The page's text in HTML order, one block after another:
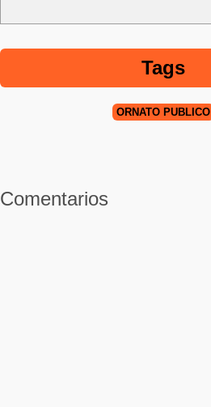
Tags
ORNATO PÚBLICO
Comentarios